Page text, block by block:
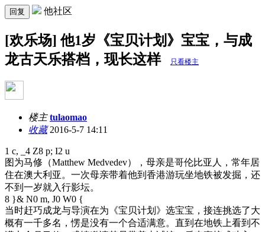
回复 他社区
[欢乐场] 他1岁《宝贝计划》宝宝，与成
龙古天乐搭档，现长这样
只看楼主
楼主tulaomao
收藏2016-5-7 14:11
1 c, _4 Z8 p; I2 u
图为马修（Matthew Medvedev），母亲是哥伦比亚人，常年居
住在澳大利亚。一次母亲带着他到香港游玩坐地铁被发掘，还
不到一岁就入行影坛。
8 }& N0 m, J0 W0 {
当时赶巧成龙与导演在为《宝贝计划》选宝宝，接连挑选了大
概有一千多名，愣是没有一个合适满意。直到在地铁上看到不